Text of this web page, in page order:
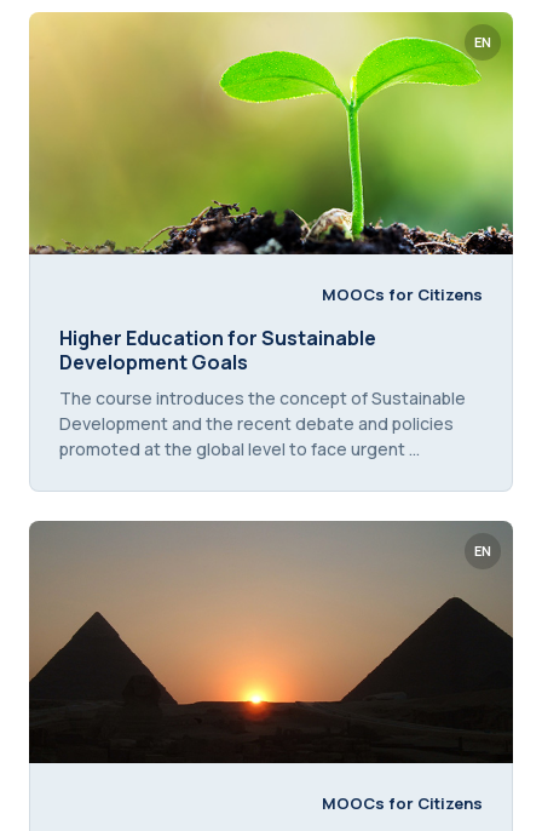
EN
MOOCs for Citizens
Titolo del corso
Higher Education for Sustainable
Development Goals
Testo introduttivo corso:
The course introduces the concept of Sustainable
Development and the recent debate and policies
promoted at the global level to face urgent ...
EN
MOOCs for Citizens